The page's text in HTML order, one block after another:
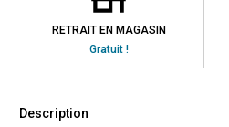
RETRAIT EN MAGASIN
Gratuit !
Description